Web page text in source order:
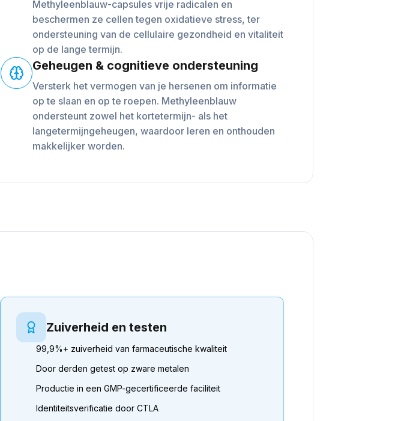
Methyleenblauw-capsules vrije radicalen en
beschermen ze cellen tegen oxidatieve stress, ter
ondersteuning van de cellulaire gezondheid en vitaliteit
op de lange termijn.
Geheugen & cognitieve ondersteuning
Versterk het vermogen van je hersenen om informatie
op te slaan en op te roepen. Methyleenblauw
ondersteunt zowel het kortetermijn- als het
langetermijngeheugen, waardoor leren en onthouden
makkelijker worden.
Zuiverheid en testen
99,9%+ zuiverheid van farmaceutische kwaliteit
Door derden getest op zware metalen
Productie in een GMP-gecertificeerde faciliteit
Identiteitsverificatie door CTLA